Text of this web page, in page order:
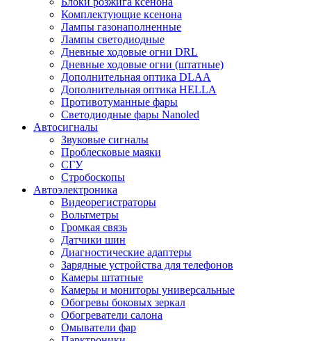
Комплектующие ксенона
Лампы газонаполненные
Лампы светодиодные
Дневные ходовые огни DRL
Дневные ходовые огни (штатные)
Дополнительная оптика DLAA
Дополнительная оптика HELLA
Противотуманные фары
Светодиодные фары Nanoled
Автосигналы
Звуковые сигналы
Проблесковые маяки
СГУ
Стробоскопы
Автоэлектроника
Видеорегистраторы
Вольтметры
Громкая связь
Датчики шин
Диагностические адаптеры
Зарядные устройства для телефонов
Камеры штатные
Камеры и мониторы универсальные
Обогревы боковых зеркал
Обогреватели салона
Омыватели фар